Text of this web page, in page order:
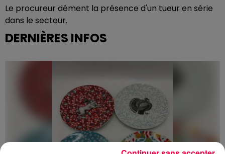
Le procureur dément la présence d'un tueur en série
dans le secteur.
DERNIÈRES INFOS